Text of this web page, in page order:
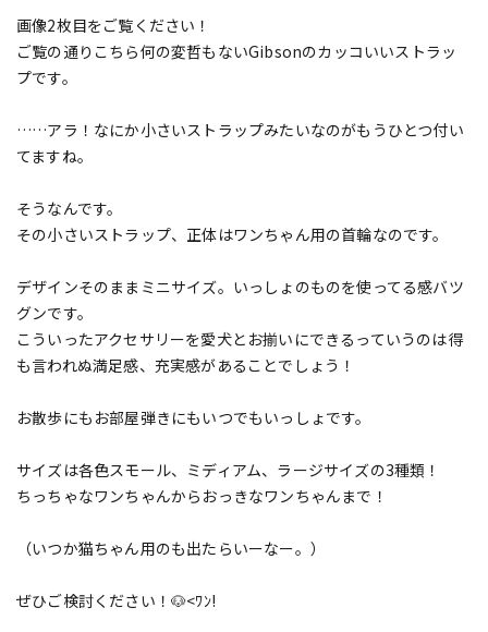
画像2枚目をご覧ください！
ご覧の通りこちら何の変哲もないGibsonのカッコいいストラッ
プです。
……アラ！なにか小さいストラップみたいなのがもうひとつ付い
てますね。
そうなんです。
その小さいストラップ、正体はワンちゃん用の首輪なのです。
デザインそのままミニサイズ。いっしょのものを使ってる感バツ
グンです。
こういったアクセサリーを愛犬とお揃いにできるっていうのは得
も言われぬ満足感、充実感があることでしょう！
お散歩にもお部屋弾きにもいつでもいっしょです。
サイズは各色スモール、ミディアム、ラージサイズの3種類！
ちっちゃなワンちゃんからおっきなワンちゃんまで！
（いつか猫ちゃん用のも出たらいーなー。）
ぜひご検討ください！🐶<ﾜﾝ!